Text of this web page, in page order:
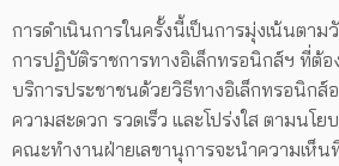
การดำเนินการในครั้งนี้เป็นการมุ่งเน้นตาม
การปฏิบัติราชการทางอิเล็กทรอนิกส์ฯ ที่ต้
บริการประชาชนด้วยวิธีทางอิเล็กทรอนิกส์
ความสะดวก รวดเร็ว และโปร่งใส ตามนโ
คณะทำงานฝ่ายเลขานุการจะนำความเห็น